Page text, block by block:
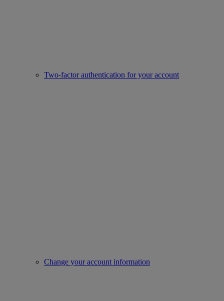
Two-factor authentication for your account
Change your account information